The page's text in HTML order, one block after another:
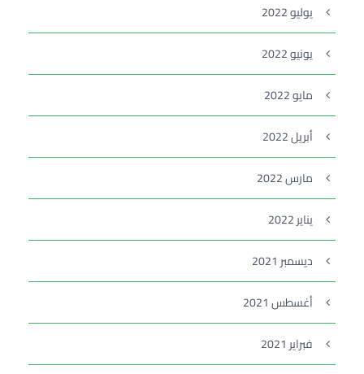
يوليو 2022
يونيو 2022
مايو 2022
أبريل 2022
مارس 2022
يناير 2022
ديسمبر 2021
أغسطس 2021
فبراير 2021